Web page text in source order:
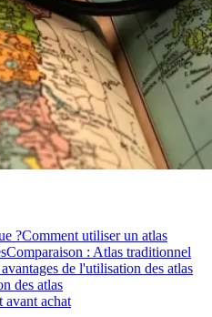
?Comment utiliser un atlas
Comparaison : Atlas traditionnel
de l'utilisation des atlas
des atlas
avant achat